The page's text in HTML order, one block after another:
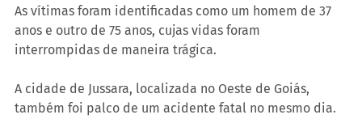
As vítimas foram identificadas como um homem de 37
anos e outro de 75 anos, cujas vidas foram
interrompidas de maneira trágica.
A cidade de Jussara, localizada no Oeste de Goiás,
também foi palco de um acidente fatal no mesmo dia.